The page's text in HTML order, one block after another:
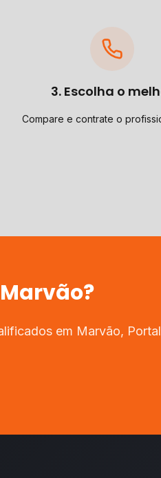
3. Escolha o
Compare e contrate o
Marvão?
em Marvão,